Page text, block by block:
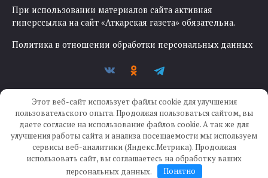
При использовании материалов сайта активная
гиперссылка на сайт «Аткарская газета» обязательна.
Политика в отношении обработки персональных данных
Создание сайта —IKWEB
Этот веб-сайт использует файлы cookie для улучшения
пользовательского опыта. Продолжая пользоваться сайтом, вы
даете согласие на использование файлов cookie. А так же для
улучшения работы сайта и анализа посещаемости мы используем
сервисы веб-аналитики (Яндекс.Метрика). Продолжая
использовать сайт, вы соглашаетесь на обработку ваших
персональных данных.
Понятно